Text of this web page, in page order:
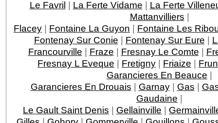
Le Favril | La Ferte Vidame | La Ferte
Mattanvilliers |
Flacey | Fontaine La Guyon | Fontaine Les
Fontenay Sur Conie | Fontenay Sur Eure |
Francourville | Fraze | Fresnay Le Comte |
Fresnay L Eveque | Fretigny | Friaize |
Garancieres En Beauce |
Garancieres En Drouais | Garnay| Gas |
Gaudaine |
Le Gault Saint Denis | Gellainville |